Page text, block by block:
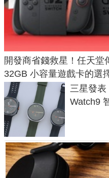
開發商省錢救星！任天堂
32GB 小容量遊戲卡的選
三星發表
Watch9